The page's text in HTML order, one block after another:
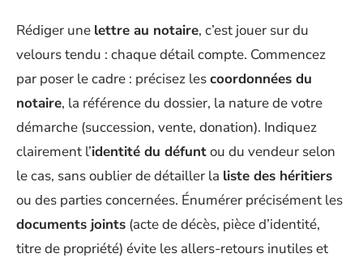
Rédiger une lettre au notaire, c’est jouer sur du
velours tendu : chaque détail compte. Commencez
par poser le cadre : précisez lescoordonnées du
notaire, la référence du dossier, la nature de votre
démarche (succession, vente, donation). Indiquez
clairement l’identité du défuntou du vendeur selon
le cas, sans oublier de détailler la liste des héritiers
ou des parties concernées. Énumérer précisément les
documents joints (acte de décès, pièce d’identité,
titre de propriété) évite les allers-retours inutiles et